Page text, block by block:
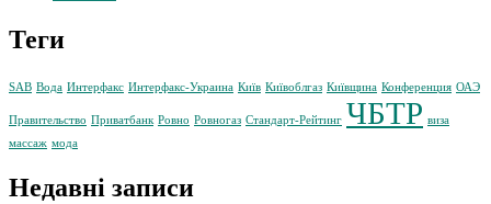
Теги
SAB Вода Интерфакс Интерфакс-Украина Київ Київоблгаз Київщина Конференция ОАЭ
Правительство Приватбанк Ровно Ровногаз Стандарт-Рейтинг ЧБТР виза
массаж мода
Недавні записи